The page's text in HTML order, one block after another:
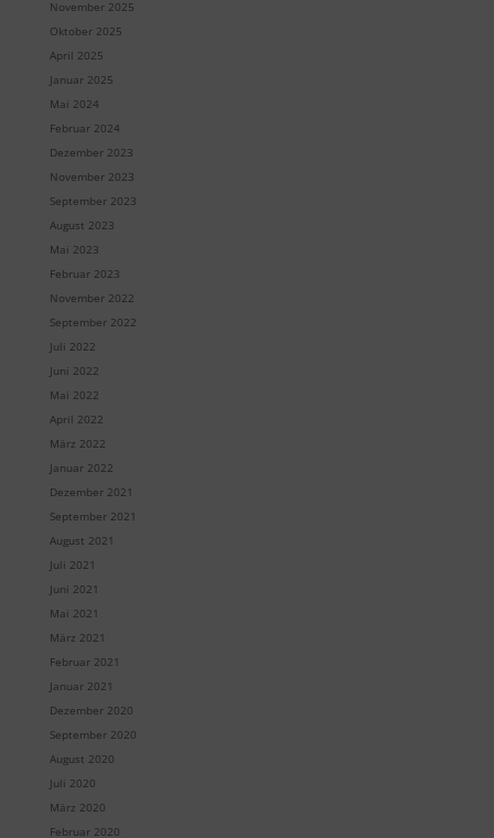
November 2025
Oktober 2025
April 2025
Januar 2025
Mai 2024
Februar 2024
Dezember 2023
November 2023
September 2023
August 2023
Mai 2023
Februar 2023
November 2022
September 2022
Juli 2022
Juni 2022
Mai 2022
April 2022
März 2022
Januar 2022
Dezember 2021
September 2021
August 2021
Juli 2021
Juni 2021
Mai 2021
März 2021
Februar 2021
Januar 2021
Dezember 2020
September 2020
August 2020
Juli 2020
März 2020
Februar 2020